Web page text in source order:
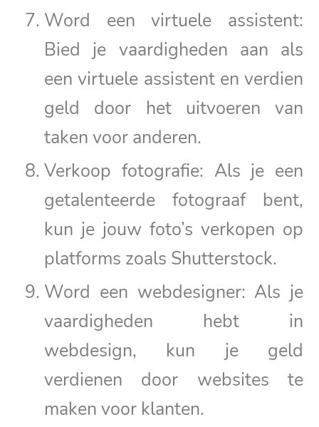
Word een virtuele assistent:
Bied je vaardigheden aan als
een virtuele assistent en verdien
geld door het uitvoeren van
taken voor anderen.
Verkoop fotografie: Als je een
getalenteerde fotograaf bent,
kun je jouw foto’s verkopen op
platforms zoals Shutterstock.
Word een webdesigner: Als je
vaardigheden hebt in
webdesign, kun je geld
verdienen door websites te
maken voor klanten.